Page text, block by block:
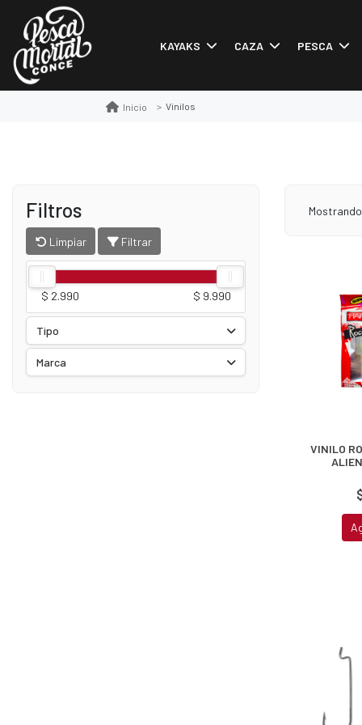
KAYAKS CAZA PESCA
Inicio Vinilos
Filtros
Limpiar Filtrar
$ 2.990 $ 9.990
Tipo
Marca
Mostrando
VINILO